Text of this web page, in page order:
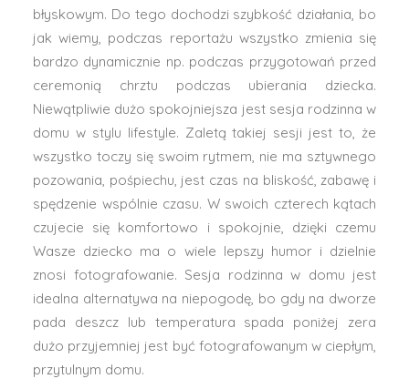
KONTAKT
błyskowym. Do tego dochodzi szybkość działania, bo
jak wiemy, podczas reportażu wszystko zmienia się
bardzo dynamicznie np. podczas przygotowań przed
ceremonią chrztu podczas ubierania dziecka.
Niewątpliwie dużo spokojniejsza jest sesja rodzinna w
domu w stylu lifestyle. Zaletą takiej sesji jest to, że
wszystko toczy się swoim rytmem, nie ma sztywnego
pozowania, pośpiechu, jest czas na bliskość, zabawę i
spędzenie wspólnie czasu. W swoich czterech kątach
czujecie się komfortowo i spokojnie, dzięki czemu
Wasze dziecko ma o wiele lepszy humor i dzielnie
znosi fotografowanie. Sesja rodzinna w domu jest
idealna alternatywa na niepogodę, bo gdy na dworze
pada deszcz lub temperatura spada poniżej zera
dużo przyjemniej jest być fotografowanym w ciepłym,
przytulnym domu.